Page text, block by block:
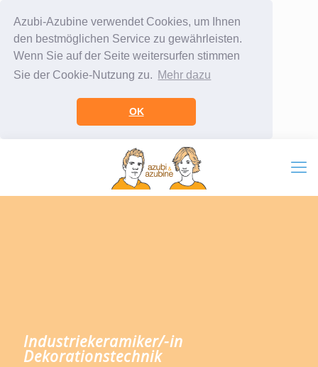
Azubi-Azubine verwendet Cookies, um Ihnen
den bestmöglichen Service zu gewährleisten.
Wenn Sie auf der Seite weitersurfen stimmen
Sie der Cookie-Nutzung zu. Mehr dazu
OK
Industriekeramiker/-in
Dekorationstechnik